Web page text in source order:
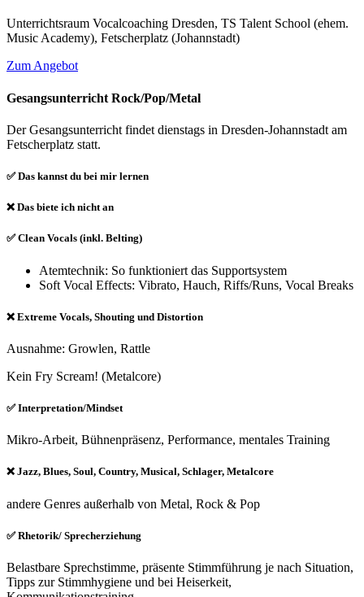
Unterrichtsraum Vocalcoaching Dresden, TS Talent School (ehem.
Music Academy), Fetscherplatz (Johannstadt)
Zum Angebot
Gesangsunterricht Rock/Pop/Metal
Der Gesangsunterricht findet dienstags in Dresden-Johannstadt am
Fetscherplatz statt.
✅ Das kannst du bei mir lernen
❌ Das biete ich nicht an
✅ Clean Vocals (inkl. Belting)
Atemtechnik: So funktioniert das Supportsystem
Soft Vocal Effects: Vibrato, Hauch, Riffs/Runs, Vocal Breaks
❌ Extreme Vocals, Shouting und Distortion
Ausnahme: Growlen, Rattle
Kein Fry Scream! (Metalcore)
✅ Interpretation/Mindset
Mikro-Arbeit, Bühnenpräsenz, Performance, mentales Training
❌ Jazz, Blues, Soul, Country, Musical, Schlager, Metalcore
andere Genres außerhalb von Metal, Rock & Pop
✅ Rhetorik/ Sprecherziehung
Belastbare Sprechstimme, präsente Stimmführung je nach Situation,
Tipps zur Stimmhygiene und bei Heiserkeit,